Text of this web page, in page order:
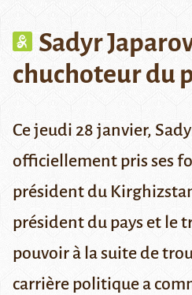
Sadyr
chuchoteur du
Ce jeudi 28 janvier,
officiellement pris ses
président du
président du pays et le
pouvoir à la suite de
carrière politique a